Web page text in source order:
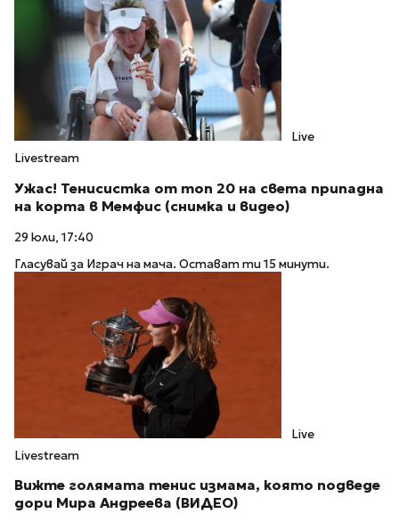
Live
Livestream
Ужас! Тенисистка от топ 20 на света припадна
на корта в Мемфис (снимка и видео)
29 юли, 17:40
Гласувай за Играч на мача. Остават ти 15 минути.
Live
Livestream
Вижте голямата тенис измама, която подведе
дори Мира Андреева (ВИДЕО)